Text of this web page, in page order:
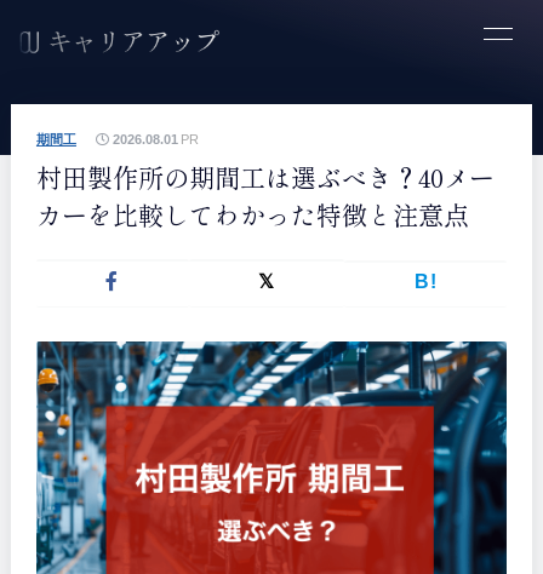
PR
期間工 2026.08.01
村田製作所の期間工は選ぶべき？40メー
カーを比較してわかった特徴と注意点
B!